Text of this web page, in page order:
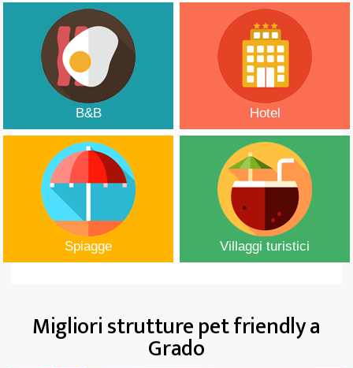
B&B Hotel
Spiagge Villaggi turistici
Migliori strutture pet friendly a
Grado